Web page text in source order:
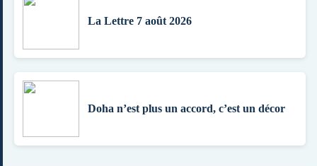
La Lettre 7 août 2026
Doha n’est plus un accord, c’est un décor